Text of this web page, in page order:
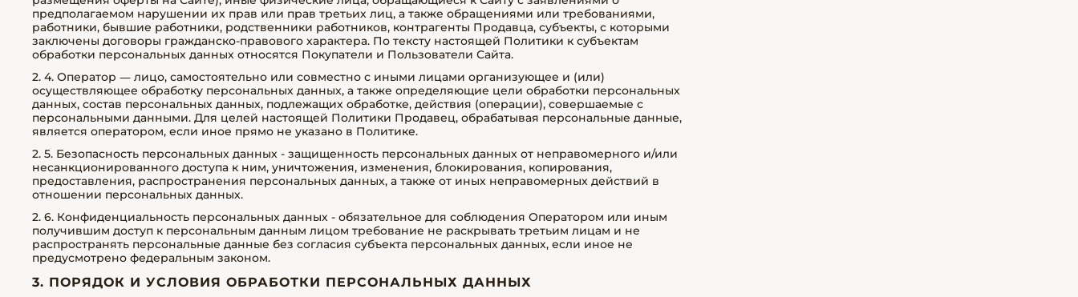
предполагаемом нарушении их прав или прав третьих лиц, а также обращениями или требованиями,
работники, бывшие работники, родственники работников, контрагенты Продавца, субъекты, с которыми
заключены договоры гражданско-правового характера. По тексту настоящей Политики к субъектам
обработки персональных данных относятся Покупатели и Пользователи Сайта.
2. 4. Оператор — лицо, самостоятельно или совместно с иными лицами организующее и (или)
осуществляющее обработку персональных данных, а также определяющие цели обработки персональных
данных, состав персональных данных, подлежащих обработке, действия (операции), совершаемые с
персональными данными. Для целей настоящей Политики Продавец, обрабатывая персональные данные,
является оператором, если иное прямо не указано в Политике.
2. 5. Безопасность персональных данных - защищенность персональных данных от неправомерного и/или
несанкционированного доступа к ним, уничтожения, изменения, блокирования, копирования,
предоставления, распространения персональных данных, а также от иных неправомерных действий в
отношении персональных данных.
2. 6. Конфиденциальность персональных данных - обязательное для соблюдения Оператором или иным
получившим доступ к персональным данным лицом требование не раскрывать третьим лицам и не
распространять персональные данные без согласия субъекта персональных данных, если иное не
предусмотрено федеральным законом.
3. ПОРЯДОК И УСЛОВИЯ ОБРАБОТКИ ПЕРСОНАЛЬНЫХ ДАННЫХ